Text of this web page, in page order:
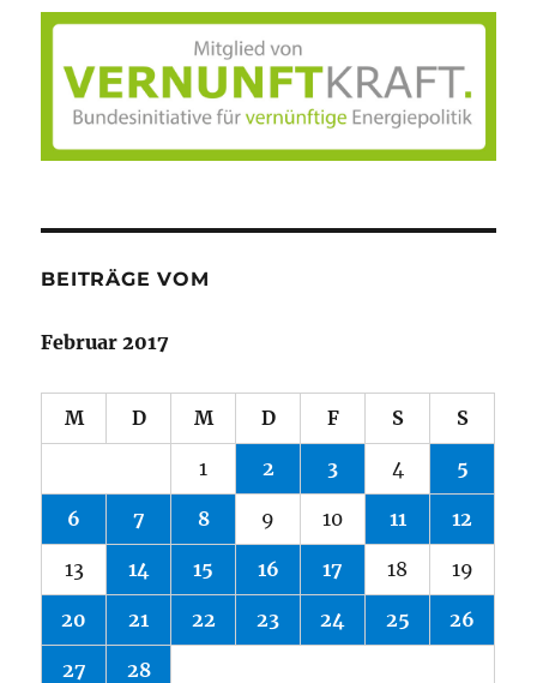
BEITRÄGE VOM
Februar 2017
M D M D F S S
1 2 3 4 5
6 7 8 9 10 11 12
13 14 15 16 17 18 19
20 21 22 23 24 25 26
27 28